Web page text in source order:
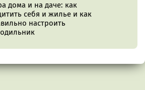
дома и на даче: как
себя и жилье и как
настроить